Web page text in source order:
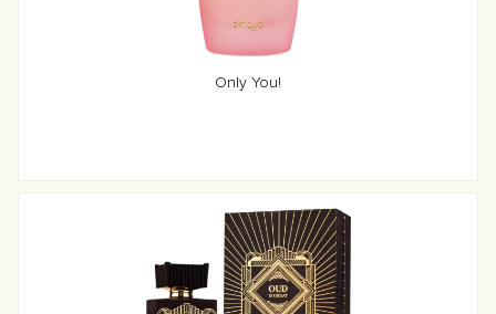
Only You!